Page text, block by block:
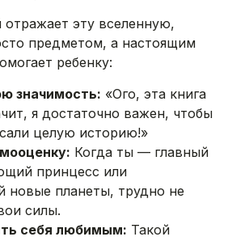
эту вселенную,
предметом, а настоящим
ребенку:
значимость: «Ого, эта книга
я достаточно важен, чтобы
целую историю!»
Когда ты — главный
принцесс или
планеты, трудно не
силы.
себя любимым: Такой